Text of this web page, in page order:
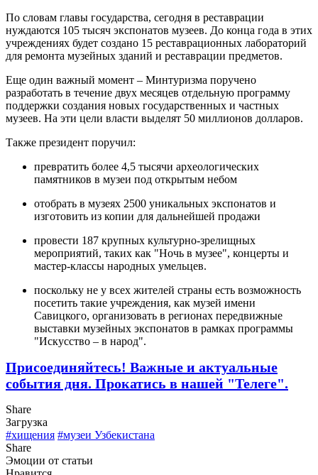
По словам главы государства, сегодня в реставрации
нуждаются 105 тысяч экспонатов музеев. До конца года в этих
учреждениях будет создано 15 реставрационных лабораторий
для ремонта музейных зданий и реставрации предметов.
Еще один важный момент – Минтуризма поручено
разработать в течение двух месяцев отдельную программу
поддержки создания новых государственных и частных
музеев. На эти цели власти выделят 50 миллионов долларов.
Также президент поручил:
превратить более 4,5 тысячи археологических
памятников в музеи под открытым небом
отобрать в музеях 2500 уникальных экспонатов и
изготовить из копии для дальнейшей продажи
провести 187 крупных культурно-зрелищных
мероприятий, таких как "Ночь в музее", концерты и
мастер-классы народных умельцев.
поскольку не у всех жителей страны есть возможность
посетить такие учреждения, как музей имени
Савицкого, организовать в регионах передвижные
выставки музейных экспонатов в рамках программы
"Искусство – в народ".
Присоединяйтесь! Важные и актуальные
события дня. Прокатись в нашей "Телеге".
Share
Загрузка
#хищения #музеи Узбекистана
Share
Эмоции от статьи